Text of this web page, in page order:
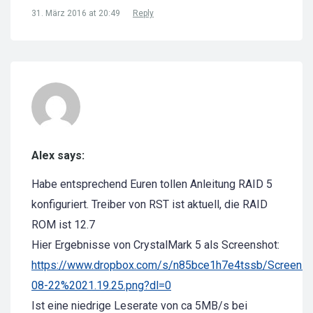
31. März 2016 at 20:49 Reply
Alex says:
Habe entsprechend Euren tollen Anleitung RAID 5
konfiguriert. Treiber von RST ist aktuell, die RAID
ROM ist 12.7
Hier Ergebnisse von CrystalMark 5 als Screenshot:
https://www.dropbox.com/s/n85bce1h7e4tssb/
08-22%2021.19.25.png?dl=0
Ist eine niedrige Leserate von ca 5MB/s bei